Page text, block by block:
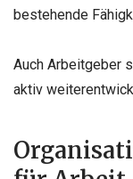
bestehende
Auch Arbeitgeber
aktiv